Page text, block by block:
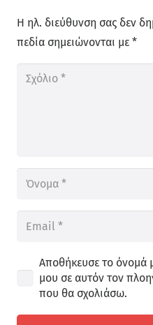
Η ηλ. διεύθυνση σας δεν
πεδία σημειώνονται με *
Αποθήκευσε το όνομά
μου σε αυτόν τον
που θα σχολιάσω.